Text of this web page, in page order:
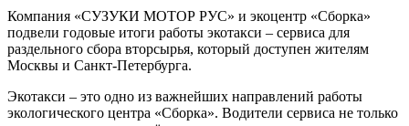
Компания «СУЗУКИ МОТОР РУС» и экоцентр «Сборка»
подвели годовые итоги работы экотакси – сервиса для
раздельного сбора вторсырья, который доступен жителям
Москвы и Санкт-Петербурга.
Экотакси – это одно из важнейших направлений работы
экологического центра «Сборка». Водители сервиса не только